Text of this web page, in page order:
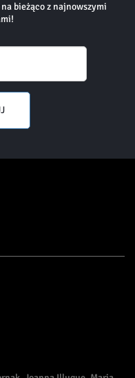
bieżąco z najnowszymi